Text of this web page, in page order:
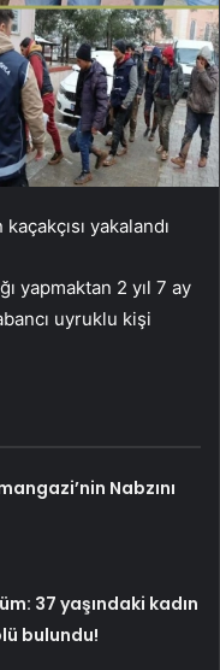
yakalandı
yapmaktan 2 yıl 7 ay
uyruklu kişi
Nabzını
37 yaşındaki kadın
bulundu!